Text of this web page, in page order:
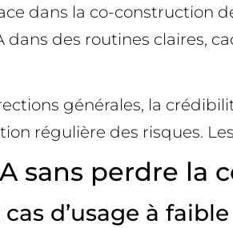
dans la co-construction
dans des routines claires,
générales, la
régulière des risques.
sans perdre la
cas d’usage à